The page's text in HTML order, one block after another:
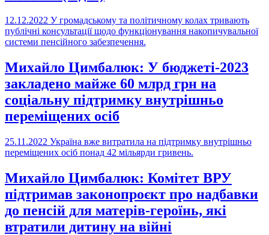
12.12.2022 У громадському та політичному колах тривають
публічні консультації щодо функціонування накопичувальної
системи пенсійного забезпечення.
Михайло Цимбалюк: У бюджеті-2023
закладено майже 60 млрд грн на
соціальну підтримку внутрішньо
переміщених осіб
25.11.2022 Україна вже витратила на підтримку внутрішньо
переміщених осіб понад 42 мільярди гривень.
Михайло Цимбалюк: Комітет ВРУ
підтримав законопроєкт про надбавки
до пенсій для матерів-героїнь, які
втратили дитину на війні